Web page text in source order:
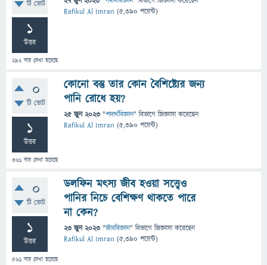
টি ভোট
1
উত্তর
292বার দেখা হয়েছে
Rafikul Al Imran (5,390 পয়েন্ট)
0
টি ভোট
1
উত্তর
361 বার দেখা হয়েছে
কোনো বস্তু তার কোন বৈশিষ্ট্যের জন্য
পানি রোধে হয়?
25 জুন 2023 "পদার্থবিজ্ঞান" বিভাগে জিজ্ঞাসাকরেছেন
Rafikul Al Imran (5,390 পয়েন্ট)
0
টি ভোট
1
উত্তর
561 বার দেখা হয়েছে
ডলফিন মৎস্য জীব হওয়া সত্ত্বেও
পানির নিচে বেশিক্ষণ থাকতে পারে
না কেন?
23 জুন 2023 "জীববিজ্ঞান" বিভাগে জিজ্ঞাসাকরেছেন
Rafikul Al Imran (5,390 পয়েন্ট)